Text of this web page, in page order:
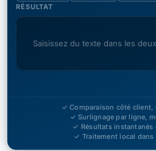
RÉSULTAT
Saisissez du texte dans les
✓ Comparaison côté client,
✓ Surlignage par ligne,
✓ Résultats instantanés
✓ Traitement local dans